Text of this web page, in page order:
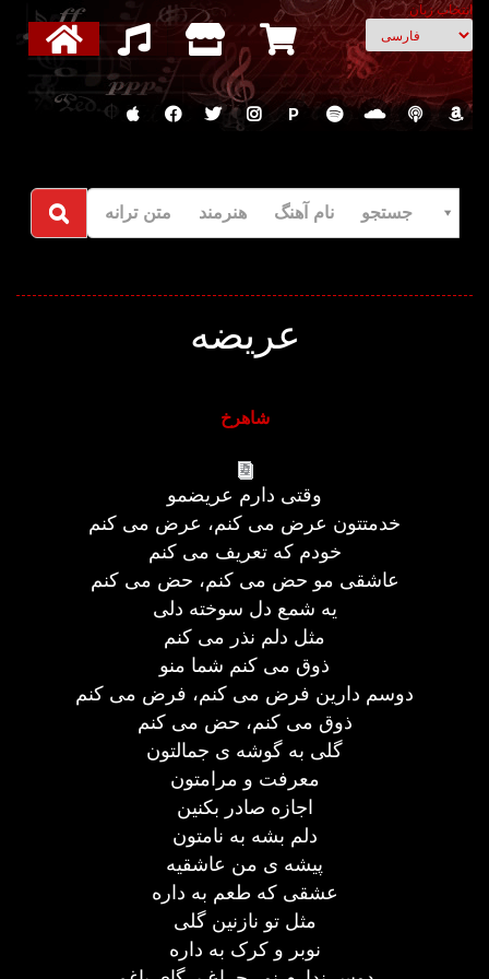
انتخاب زبان
P
جستجو نام آهنگ هنرمند متن ترانه
عریضه
شاهرخ
وقتی دارم عریضمو
خدمتتون عرض می کنم، عرض می کنم
خودم که تعریف می کنم
عاشقی مو حض می کنم، حض می کنم
یه شمع دل سوخته دلی
مثل دلم نذر می کنم
ذوق می کنم شما منو
دوسم دارین فرض می کنم، فرض می کنم
ذوق می کنم، حض می کنم
گلی به گوشه ی جمالتون
معرفت و مرامتون
اجازه صادر بکنین
دلم بشه به نامتون
پیشه ی من عاشقیه
عشقی که طعم به داره
مثل تو نازنین گلی
نوبر و کرک به داره